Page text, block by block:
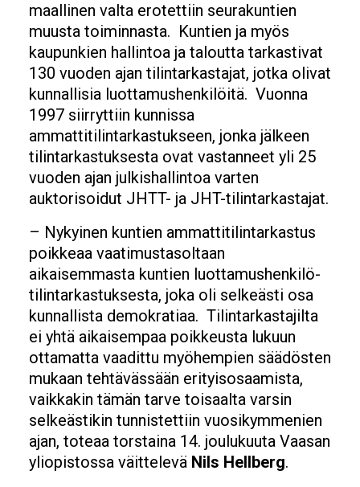
maallinen valta erotettiin seurakuntien
muusta toiminnasta. Kuntien ja myös
kaupunkien hallintoa ja taloutta tarkastivat
130 vuoden ajan tilintarkastajat, jotka olivat
kunnallisia luottamushenkilöitä. Vuonna
1997 siirryttiin kunnissa
ammattitilintarkastukseen, jonka jälkeen
tilintarkastuksesta ovat vastanneet yli 25
vuoden ajan julkishallintoa varten
auktorisoidut JHTT- ja JHT-tilintarkastajat.
– Nykyinen kuntien ammattitilintarkastus
poikkeaa vaatimustasoltaan
aikaisemmasta kuntien luottamushenkilö­
tilintarkastuksesta, joka oli selkeästi osa
kunnallista demokratiaa. Tilintarkasta­jilta
ei yhtä aikaisempaa poikkeusta lukuun
ottamatta vaadittu myöhempien säädösten
mukaan tehtävässään erityisosaamista,
vaikkakin tämän tarve toisaalta varsin
selkeästikin tunnistettiin vuosikymmenien
ajan, toteaa torstaina 14. joulukuuta Vaasan
yliopistossa väittelevä Nils Hellberg.